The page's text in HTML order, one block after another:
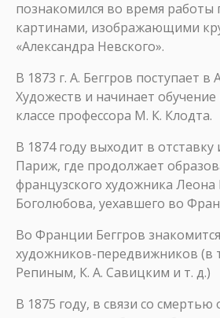
познакомился во время работы
картинами, изображающими
«Александра Невского».
В 1873 г. А. Беггров поступает
Художеств и начинает
классе профессора М. К. Клодта.
В 1874 году выходит в отставку
Париж, где продолжает
французского художника Леона
Боголюбова, уехавшего во
Во Франции Беггров
художников-передвижников (в
Репиным, К. А. Савицким и т. д.)
В 1875 году, в связи со смертью